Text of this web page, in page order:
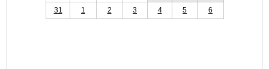
31
1 2 3 4 5 6